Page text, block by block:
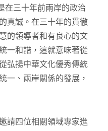
在三十年前兩岸的政治
真誠。在三十年的貫徹
的領導者和有良心的文
一和諧，這就意味著從
弘揚中華文化優秀傳統
一、兩岸關係的發展，
四位相關領域專家進